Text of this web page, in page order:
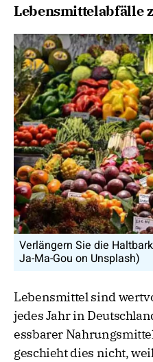
Lebensmittelabfälle
Verlängern Sie die
Ja-Ma-Gou on Unsplash)
Lebensmittel sind
jedes Jahr in
essbarer
geschieht dies nicht,